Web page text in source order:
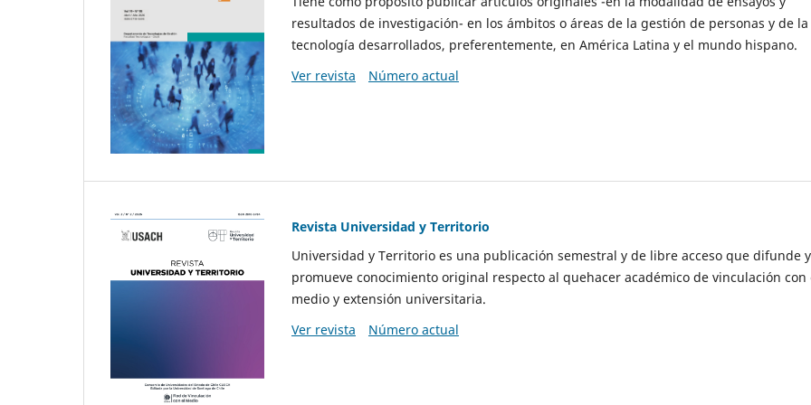
resultados de investigación- en los ámbitos o áreas de la gestión de personas y de la
tecnología desarrollados, preferentemente, en América Latina y el mundo hispano.
Ver revista
Número actual
Revista Universidad y Territorio
Universidad y Territorio es una publicación semestral y de libre acceso que difunde y
promueve conocimiento original respecto al quehacer académico de vinculación con
medio y extensión universitaria.
Ver revista
Número actual